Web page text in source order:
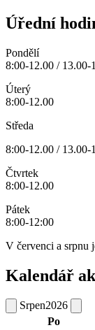
Úřední
Pondělí
8:00-12.00 / 13.00-
Úterý
8:00-12.00
Středa
8:00-12.00 / 13.00-
Čtvrtek
8:00-12.00
Pátek
8:00-12:00
V červenci a srpnu
Kalendář
Srpen2026
Po